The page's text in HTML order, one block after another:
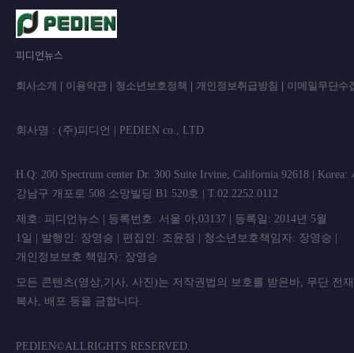
피디언뉴스
회사소개 이용약관 청소년보호정책 개인정보취급방침 이메일무단수
회사명 : (주)피디언 | PEDIEN co.,
H.Q: 200 Spectrum center Dr. 300 Suite Irvine, California 92618 | Korea:
강남구 개포로 508 소망빌딩 B1 520호 | T.02.2252.0112
제호: 피디언뉴스 | 등록번호: 서울 아,03137 | 등록일: 2014년 5월
1일 | 발행인: 장영승 | 편집인: 조윤정 | 청소년보호책임자: 장영승 |
개인정보보호 책임자: 장영승
모든 콘텐츠(영상,기사, 사진)는 저작권법의 보호를 받은바, 무단 전
복사, 배포 등을 금합니
PEDIEN©ALLRIGHTS RESERVED.